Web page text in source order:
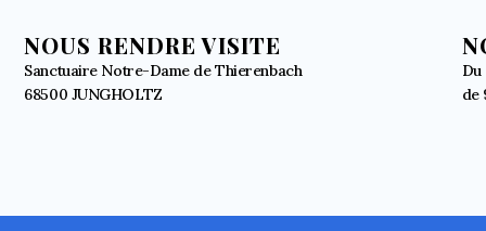
NOUS RENDRE VISITE
Sanctuaire Notre-Dame de Thierenbach
68500 JUNGHOLTZ
de